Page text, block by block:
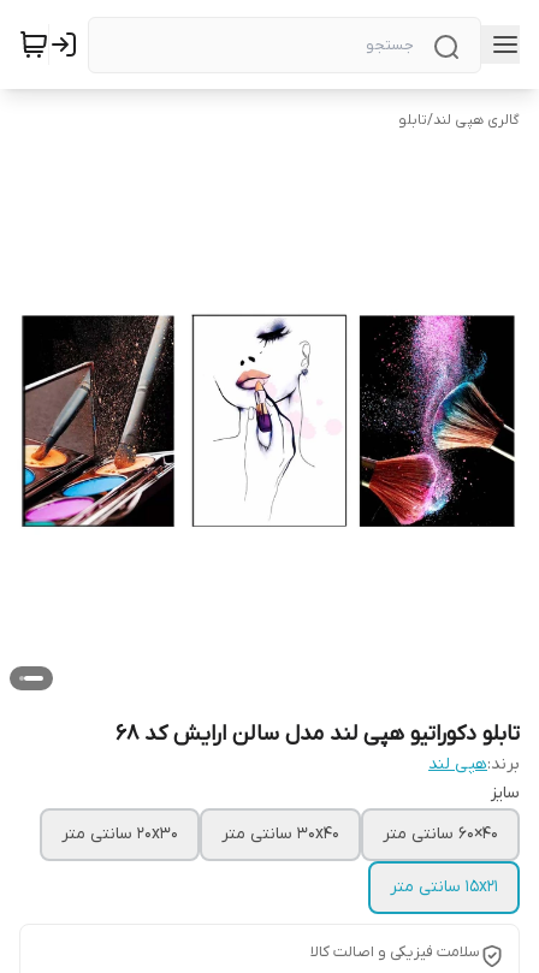
گالری هپی لند/تابلو
تابلو دکوراتیو هپی لند مدل سالن ارایش کد 68
برند:هپی لند
سایز
40×60 سانتی متر
30x40 سانتی متر 20x30 سانتی متر
15x21 سانتی متر
سلامت فیزیکی و اصالت کالا